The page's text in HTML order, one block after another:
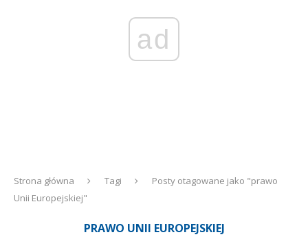
ad
Strona główna Tagi
Posty otagowane jako "prawo
Unii Europejskiej"
PRAWO UNII EUROPEJSKIEJ